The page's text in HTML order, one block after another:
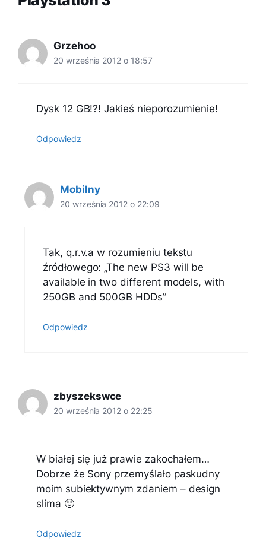
Grzehoo
20 września 2012 o 18:57
Dysk 12 GB!?! Jakieś nieporozumienie!
Odpowiedz
Mobilny
20 września 2012 o 22:09
Tak, q.r.v.a w rozumieniu tekstu
źródłowego: „The new PS3 will be
available in two different models, with
250GB and 500GB HDDs”
Odpowiedz
zbyszekswce
20 września 2012 o 22:25
W białej się już prawie zakochałem…
Dobrze że Sony przemyślało paskudny
moim subiektywnym zdaniem – design
slima 🙂
Odpowiedz